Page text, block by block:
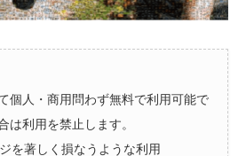
個人・商用問わず無料で利用可能で
は利用を禁止します。
を著しく損なうような利用